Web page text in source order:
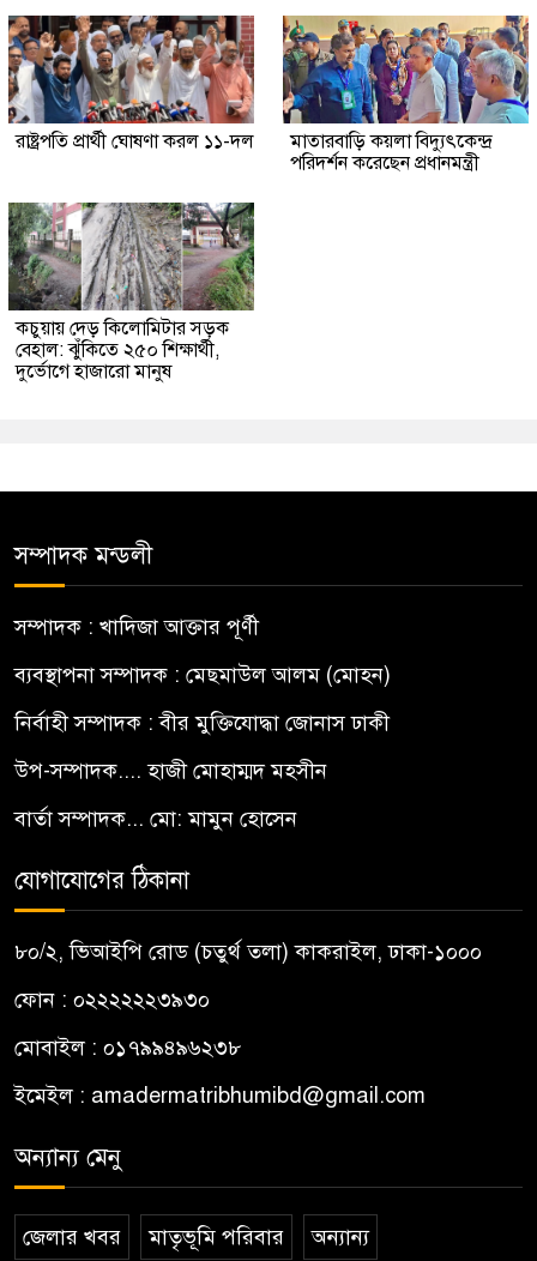
রাষ্ট্রপতি প্রার্থী ঘোষণা করল ১১-দল
মাতারবাড়ি কয়লা বিদ্যুৎকেন্দ্র
পরিদর্শন করেছেন প্রধানমন্ত্রী
কচুয়ায় দেড় কিলোমিটার সড়ক
বেহাল: ঝুঁকিতে ২৫০ শিক্ষার্থী,
দুর্ভোগে হাজারো মানুষ
সম্পাদক মন্ডলী
সম্পাদক : খাদিজা আক্তার পূর্ণী
ব্যবস্থাপনা সম্পাদক : মেছমাউল আলম (মোহন)
নির্বাহী সম্পাদক : বীর মুক্তিযোদ্ধা জোনাস ঢাকী
উপ-সম্পাদক.... হাজী মোহাম্মদ মহসীন
বার্তা সম্পাদক... মো: মামুন হোসেন
যোগাযোগের ঠিকানা
৮০/২, ভিআইপি রোড (চতুর্থ তলা) কাকরাইল, ঢাকা-১০০০
ফোন : ০২২২২২২৩৯৩০
মোবাইল : ০১৭৯৯৪৯৬২৩৮
ইমেইল : amadermatribhumibd@gmail.com
অন্যান্য মেনু
জেলার খবর মাতৃভূমি পরিবার অন্যান্য